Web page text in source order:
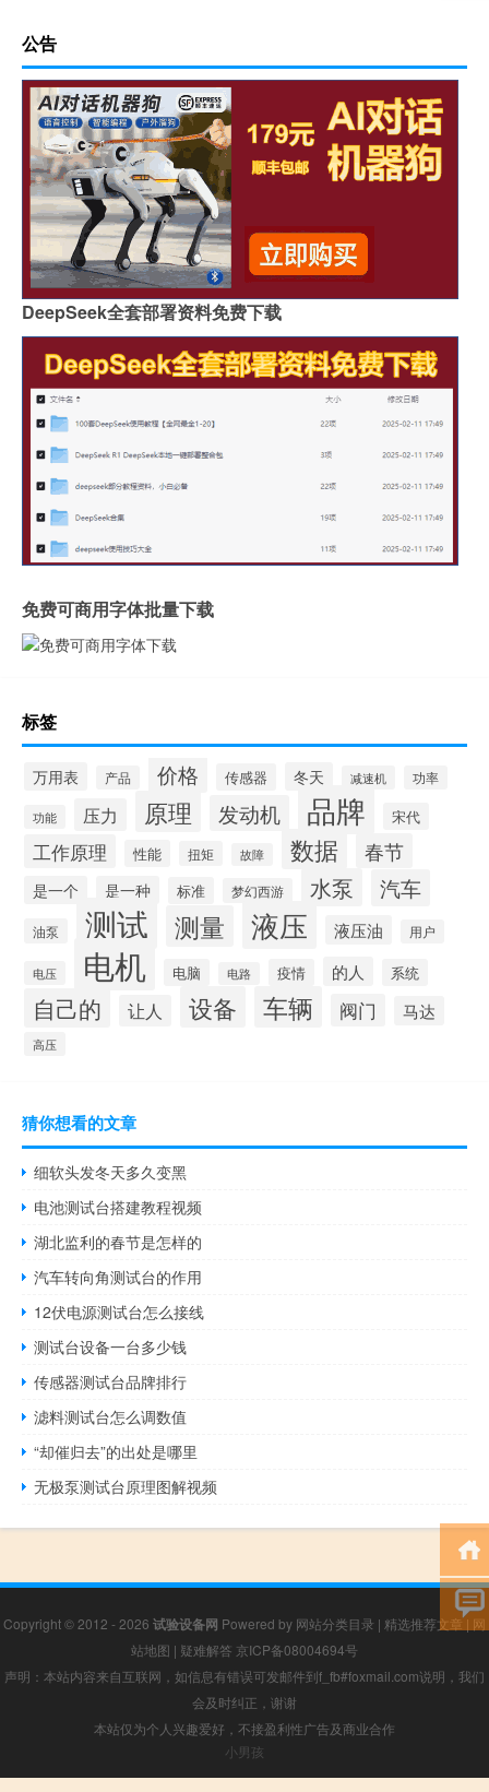
公告
DeepSeek全套部署资料免费下载
免费可商用字体批量下载
标签
万用表 产品 价格 传感器 冬天 减速机 功率
功能 压力 原理 发动机 品牌 宋代
工作原理 性能 扭矩 故障 数据 春节
是一个 是一种 标准 梦幻西游 水泵 汽车
油泵 测试 测量 液压 液压油 用户
电压 电机 电脑 电路 疫情 的人 系统
自己的 让人 设备 车辆 阀门 马达
高压
猜你想看的文章
细软头发冬天多久变黑
电池测试台搭建教程视频
湖北监利的春节是怎样的
汽车转向角测试台的作用
12伏电源测试台怎么接线
测试台设备一台多少钱
传感器测试台品牌排行
滤料测试台怎么调数值
“却催归去”的出处是哪里
无极泵测试台原理图解视频
Copyright © 2012 - 2026 试验设备网 Powered by 网站分类目录 | 精选推荐文章| 网
站地图 | 疑难解答 京ICP备08004694号
声明：本站内容来自互联网，如信息有错误可发邮件到f_fb#foxmail.com说明，我们
会及时纠正，谢谢
本站仅为个人兴趣爱好，不接盈利性广告及商业合作
小男孩